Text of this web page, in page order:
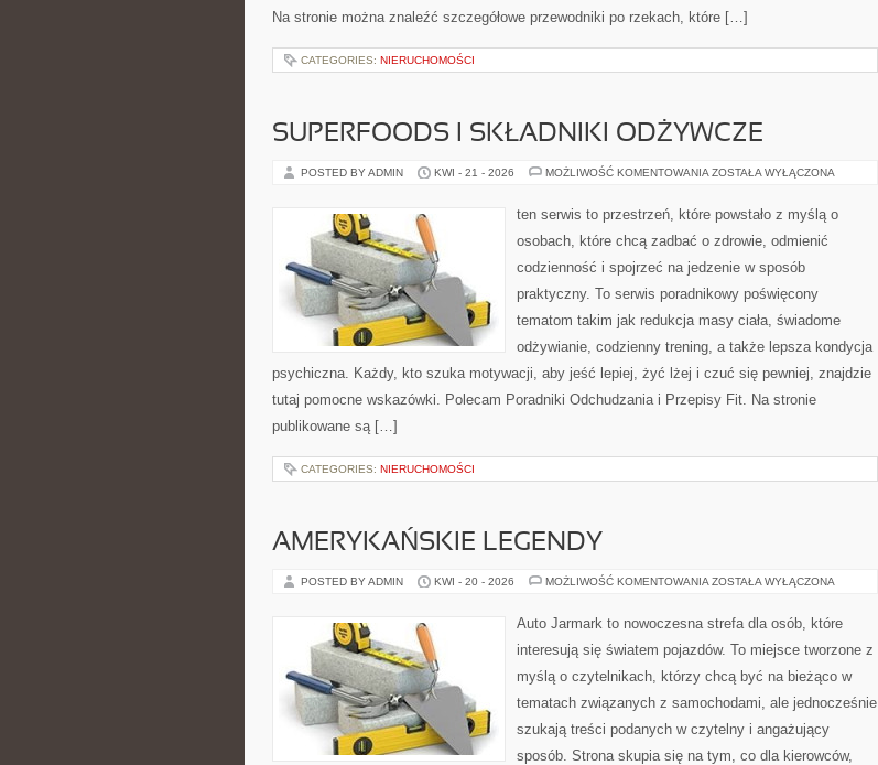
Na stronie można znaleźć szczegółowe przewodniki po rzekach, które […]
CATEGORIES: NIERUCHOMOŚCI
SUPERFOODS I SKŁADNIKI ODŻYWCZE
POSTED BY ADMIN KWI - 21 - 2026 MOŻLIWOŚĆ KOMENTOWANIA SUPERFOODS
ODŻYWCZE
ZOSTAŁA WYŁĄCZONA
ten serwis to przestrzeń, które powstało z myślą o
osobach, które chcą zadbać o zdrowie, odmienić
codzienność i spojrzeć na jedzenie w sposób
praktyczny. To serwis poradnikowy poświęcony
tematom takim jak redukcja masy ciała, świadome
odżywianie, codzienny trening, a także lepsza kondycja
psychiczna. Każdy, kto szuka motywacji, aby jeść lepiej, żyć lżej i czuć się pewniej, znajdzie
tutaj pomocne wskazówki. Polecam Poradniki Odchudzania i Przepisy Fit. Na stronie
publikowane są […]
CATEGORIES: NIERUCHOMOŚCI
AMERYKAŃSKIE LEGENDY
POSTED BY ADMIN KWI - 20 - 2026 MOŻLIWOŚĆ KOMENTOWANIA AMERYKAŃSKIE
ZOSTAŁA WYŁĄCZONA
Auto Jarmark to nowoczesna strefa dla osób, które
interesują się światem pojazdów. To miejsce tworzone z
myślą o czytelnikach, którzy chcą być na bieżąco w
tematach związanych z samochodami, ale jednocześnie
szukają treści podanych w czytelny i angażujący
sposób. Strona skupia się na tym, co dla kierowców,